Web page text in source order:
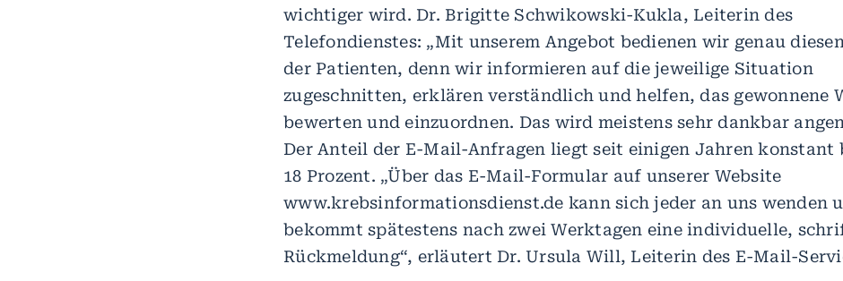
wichtiger wird. Dr. Brigitte Schwikowski-Kukla, Leiterin des
Telefondienstes: „Mit unserem Angebot bedienen wir genau
der Patienten, denn wir informieren auf die jeweilige Situation
zugeschnitten, erklären verständlich und helfen, das gewonnene
bewerten und einzuordnen. Das wird meistens sehr dankbar
Der Anteil der E-Mail-Anfragen liegt seit einigen Jahren konstant
18 Prozent. „Über das E-Mail-Formular auf unserer Website
www.krebsinformationsdienst.de kann sich jeder an uns wenden
bekommt spätestens nach zwei Werktagen eine individuelle,
Rückmeldung“, erläutert Dr. Ursula Will, Leiterin des E-Mail-